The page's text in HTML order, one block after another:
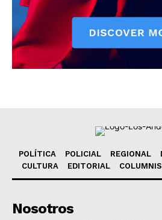
POLÍTICA POLICIAL REGIONAL
CULTURA
EDITORIAL
Nosotros